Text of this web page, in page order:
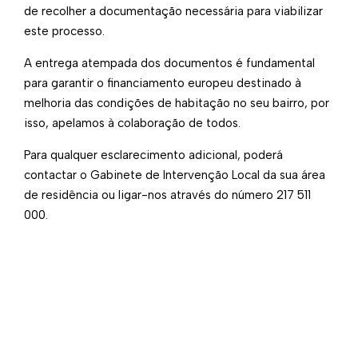
de recolher a documentação necessária para viabilizar
este processo.
A entrega atempada dos documentos é fundamental
para garantir o financiamento europeu destinado à
melhoria das condições de habitação no seu bairro, por
isso, apelamos à colaboração de todos.
Para qualquer esclarecimento adicional, poderá
contactar o Gabinete de Intervenção Local da sua área
de residência ou ligar-nos através do número 217 511
000.